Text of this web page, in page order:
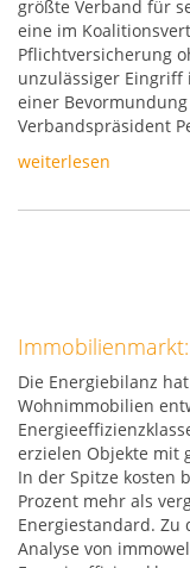
größte Verband für
eine im
Pflichtversicherung
unzulässiger
einer
Verbandspräsident
weiterlesen
Die Energiebilanz
Wohnimmobilien
erzielen Objekte mit
In der Spitze kosten
Prozent mehr als
Energiestandard. Zu
Analyse von